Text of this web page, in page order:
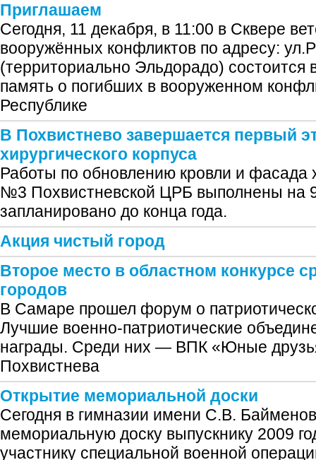
Приглашаем
Сегодня, 11 декабря, в 11:00 в Сквере
вооружённых конфликтов по адресу:
(территориально Эльдорадо) состоится
память о погибших в вооруженном
Республике
В Похвистнево завершается первый
хирургического корпуса
Работы по обновлению кровли и фасада
№3 Похвистневской ЦРБ выполнены на
запланировано до конца года.
Акция чистый город
Второе место в областном конкурсе
городов
В Самаре прошел форум о
Лучшие военно-патриотические
награды. Среди них — ВПК «Юные
Похвистнева
Открытие мемориальной доски
Сегодня в гимназии имени С.В.
мемориальную доску выпускнику 2009
участнику специальной военной